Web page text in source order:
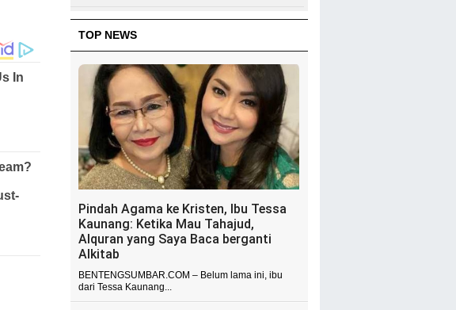
TOP NEWS
Pindah Agama ke Kristen, Ibu Tessa
Kaunang: Ketika Mau Tahajud,
Alquran yang Saya Baca berganti
Alkitab
BENTENGSUMBAR.COM – Belum lama ini, ibu
dari Tessa Kaunang...